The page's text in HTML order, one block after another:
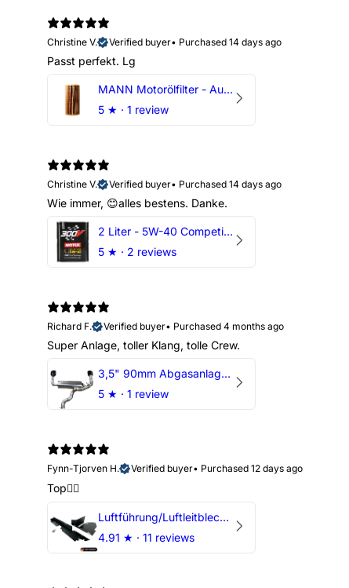
Christine V.
Verified buyer• Purchased 14 days ago
Passt perfekt. Lg
MANN Motorölfilter - Audi RS3 TTRS RSQ3 VZ5 - DAZ DNW
5 ★ · 1 review
Christine V.
Verified buyer• Purchased 14 days ago
Wie immer, 😊alles bestens. Danke.
2 Liter - 5W-40 Competition 300V Motul Motoröl
5 ★ · 2 reviews
Richard F.
Verified buyer• Purchased 4 months ago
Super Anlage, toller Klang, tolle Crew.
3,5" 90mm Abgasanlage AUDI RSQ3 DNWA 2.5 TFSI
5 ★ · 1 review
Fynn-Tjorven H.
Verified buyer• Purchased 12 days ago
Top👍🏼
Luftführung/Luftleitblech 5" 125mm offene Ansaugung HPerformance
4.91 ★ · 11 reviews